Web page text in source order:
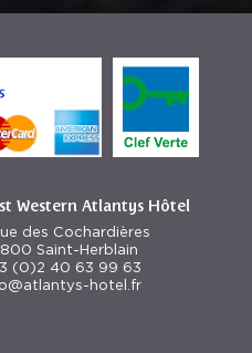
Western Atlantys Hôtel
des Cochardières
Saint-Herblain
(0)2 40 63 99 63
hotel.fr